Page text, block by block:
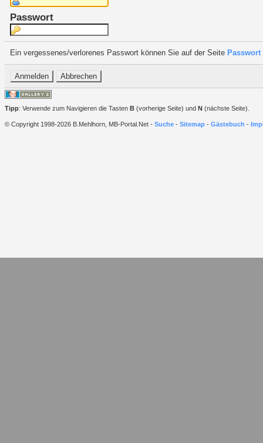
Passwort
Ein vergessenes/verlorenes Passwort können Sie auf der Seite
Tipp: Verwende zum Navigieren die Tasten B (vorherige Seite) und N (nächste Seite).
© Copyright 1998-2026 B.Mehlhorn, MB-Portal.Net - Suche - Sitemap - Gästebuch -